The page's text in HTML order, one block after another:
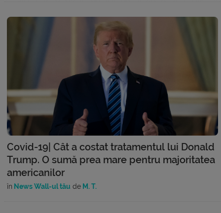
Covid-19| Cât a costat tratamentul lui Donald
Trump. O sumă prea mare pentru majoritatea
americanilor
în News Wall-ul tău de M. T.